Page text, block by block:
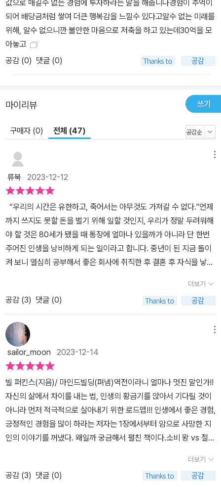
값으로 매길수 없는 경험에 투자하라는 말을 해줍니다경험이 추억이
되어 배당금처럼 쌓여 더큰 행복감을 느낄수 있다고알수 없는 미래를
위해, 알수 없으니깐 불안한 마음으로 저축을 하고 있는데30억을 모
아놓고
공감 (0) 댓글 (0)
마이리뷰 쓰기
구매자 (0) 전체 (47)
류북 2023-12-12
까지 쓰지도 못할 돈을 벌기 위해 일할 것인지, 우리가 정말 두려워해
야 할 것은 80세가 됐을 때 통장에 얼마나 있을까가 아니라 단 한번
주어진 인생을 낭비하게 되는 일이라고 합니다. 중년이 된 지금 돌이
켜 보니 열심히 공부해서 좋은 회사에 취직한 후 결혼 후 자식을 낳고
니다. 나이가 들어 퇴직을 한 후 이제 좀 놀고 쉬어 볼까 하면 병이 들
어 모아 놓은 돈을 다 병원비에 사용하게 됩니다. 이렇듯 젊어서 일만
한 후 노후에 여생을 즐기겠다고 생각하면 그것은 너무 늦었다는 것
입니다. 빌 퍼킨스 저자는 단순한 생존을 넘어선 번영에 중점을 둔 <
역전하는 법>에서 돈을 불리는 법이 아닌 우리의 삶이 자라나게 만드
는 법을 이야기 합니다. 삶의 효용을 최대한으로 즐기려는 사람이 되
길 기대하며 누구나 이런 삶을 살 수 있다고 합니다. 돈의 목적은
경험을 얻는 것이며, 자녀에게는 여러분과 시간을 보내는 것이 그러
한 경험 중 하나입니다. 따라서 여러분이 돈을 벌기 위해 자녀와의 경
험을 누리지 못한다면 그것은 자녀와, 또 여러분 자신에게 무언가를
빼앗고 있는 겁니다. --- p.157 이 책은 미래의 자신을 돌보느라
오늘의 만족을 무한정 지연하며 젊음과 건강을 소진하는 사람들에게
경고한 책입니다. 그렇다고 젊을 때 즐기기만 한다면 노후에 힘든 삶
을 살 것입니다. 저자는 미래를 위해 저축하지 말라는 게 아닙니다. 삶
더보기
공감 (3) 댓글 (0)
sailor_moon 2023-12-14
빌 퍼킨스(지음)/ 마인드빌딩(펴냄)역전이라니 얼마나 멋진 말인가!!
자신의 삶에서 차이를 내는 법, 인생의 황금기를 앉아서 기다릴 것이
아니라 먼저 적극적으로 살아내기 위한 로드맵!!! 인생에서 좋은 경험,
긍정적인 경험을 많이 하라는 저자는 1장에서부터 암으로 사망한 지
인의 이야기를 꺼냈다. 왜일까 궁금해서 펼친 책이다.소비 왕 vs 절약
중요한 것은 경험이라는 저자. 최대한 일찍부터 경험에 투자하라는
말은 진심 와닿았다. 그것이 단순히 경험이 아니라 앞으로 인생에서
더보기
공감 (3) 댓글 (0)